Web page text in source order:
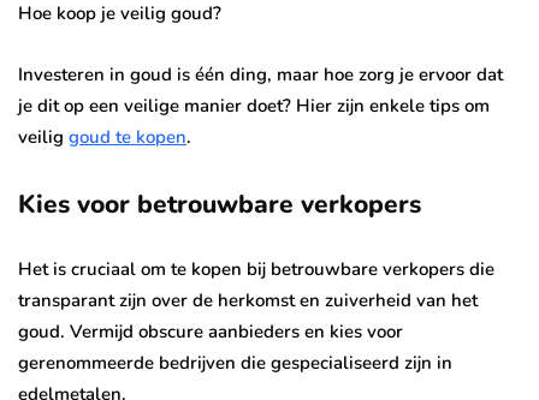
Hoe koop je veilig goud?
Investeren in goud is één ding, maar hoe zorg je ervoor dat
je dit op een veilige manier doet? Hier zijn enkele tips om
veilig goud te kopen.
Kies voor betrouwbare verkopers
Het is cruciaal om te kopen bij betrouwbare verkopers die
transparant zijn over de herkomst en zuiverheid van het
goud. Vermijd obscure aanbieders en kies voor
gerenommeerde bedrijven die gespecialiseerd zijn in
edelmetalen.